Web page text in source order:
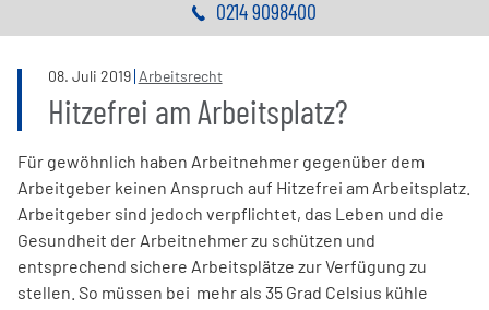
0214 9098400
08. Juli 2019 Arbeitsrecht
Hitzefrei am Arbeitsplatz?
Für gewöhnlich haben Arbeitnehmer gegenüber dem
Arbeitgeber keinen Anspruch auf Hitzefrei am Arbeitsplatz.
Arbeitgeber sind jedoch verpflichtet, das Leben und die
Gesundheit der Arbeitnehmer zu schützen und
entsprechend sichere Arbeitsplätze zur Verfügung zu
stellen. So müssen bei mehr als 35 Grad Celsius kühle